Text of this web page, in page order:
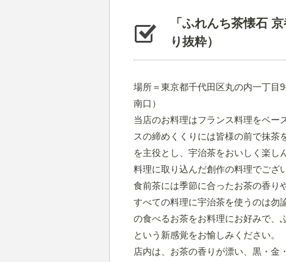
「ふれんち茶懐石
り抜粋）
場所＝東京都千代田区丸の内一丁目
南口）
当店のお料理はフランス料理をベー
スの締めくくりには皆様の前で抹茶
を主役とし、宇治茶をおいしく楽し
料理に取り込んだ創作の料理でござ
食前茶には季節に合ったお茶の香り
すべての料理に宇治茶を使うのは勿
の食べるお茶をお料理にお好みで、
という新感覚をお愉しみください。
店内は、お茶の香りが漂い、黒・金